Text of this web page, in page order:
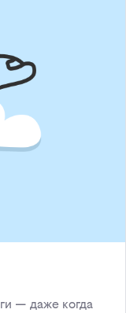
— даже когда